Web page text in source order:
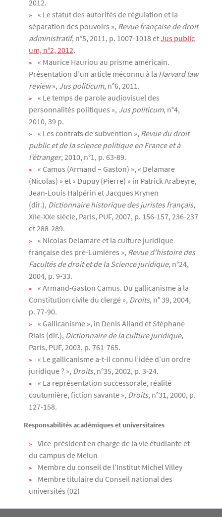
2012.
« Le statut des autorités de régulation et la
séparation des pouvoirs », Revue française de droit
administratif, n°5, 2011, p. 1007-1018 etJus public
um, n°2, 2012.
« Maurice Hauriou au prisme américain.
Présentation d’un article méconnu à la Harvard law
review», Jus politicum, n°6, 2011.
« Le temps de parole audiovisuel des
personnalités politiques », Jus politicum, n°4,
2010, 39 p.
« Les contrats de subvention », Revue du droit
public et de la science politique en France et à
l’étranger, 2010, n°1, p. 63-89.
« Camus (Armand – Gaston) », « Delamare
(Nicolas) » et « Dupuy (Pierre) » in Patrick Arabeyre,
Jean-Louis Halpérin et Jacques Krynen
(dir.), Dictionnaire historique des juristes français,
XIIe-XXe siècle, Paris, PUF, 2007, p. 156-157, 236-237
et 288-289.
« Nicolas Delamare et la culture juridique
française des pré-Lumières », Revue d’histoire des
Facultés de droit et de la Science juridique, n°24,
2004, p. 9-33.
« Armand-Gaston Camus. Du gallicanisme à la
Constitution civile du clergé », Droits, n° 39, 2004,
p. 77-90.
« Gallicanisme », in Denis Alland et Stéphane
Rials (dir.), Dictionnaire de la culture juridique,
Paris, PUF, 2003, p. 761-765.
« Le gallicanisme a-t-il connu l’idée d’un ordre
juridique ? », Droits, n°35, 2002, p. 3-24.
« La représentation successorale, réalité
coutumière, fiction savante », Droits, n°31, 2000, p.
127-158.
Responsabilités académiques et universitaires
Vice-président en charge de la vie étudiante et
du campus de Melun
Membre du conseil de l'Institut Michel Villey
Membre titulaire du Conseil national des
universités (02)